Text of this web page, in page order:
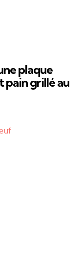
plaque
pain grillé au